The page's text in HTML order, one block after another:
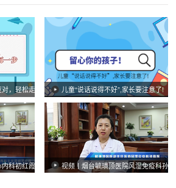
，轻松走好每一步儿童“说话说得不好”,家长要注意了!
科初红霞：科学认识房颤 共同守护健康
视频丨烟台毓璜顶医院风湿免疫科孙